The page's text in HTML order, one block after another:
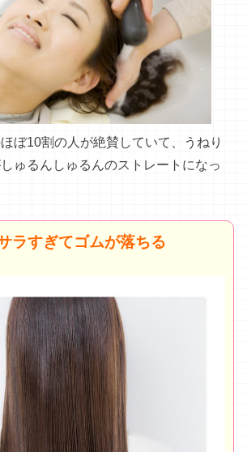
ぼ10割の人が絶賛していて、うねり
ゅるんしゅるんのストレートになっ
ラすぎてゴムが落ちる